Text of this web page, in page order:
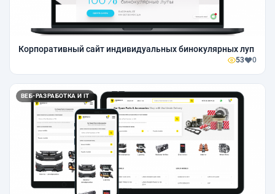
Корпоративный сайт индивидуальных бинокулярных луп
53 0
ВЕБ-РАЗРАБОТКА И IT